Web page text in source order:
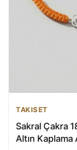
TAKISET
Sakral Çakra
Altın Kaplama